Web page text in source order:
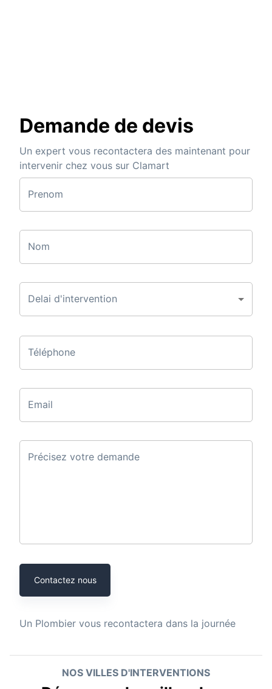
Demande de devis
Un expert vous recontactera des maintenant pour
intervenir chez vous sur Clamart
Prenom
Nom
Delai d'intervention
Téléphone
Email
Précisez votre demande
Contactez nous
Un Plombier vous recontactera dans la journée
NOS VILLES D'INTERVENTIONS